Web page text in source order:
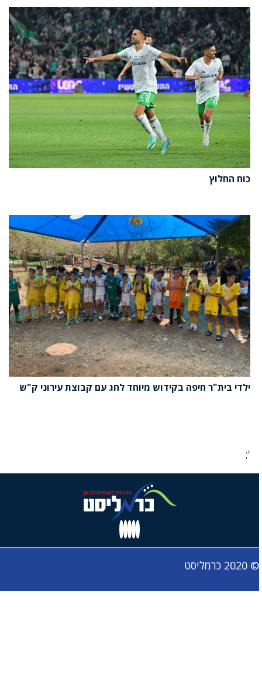
כוח החלוץ
ילדי בית"ר חיפה בקידוש מיוחד לחג עם קבוצת עירוני ק"ש
';
© 2020 כרמליסט